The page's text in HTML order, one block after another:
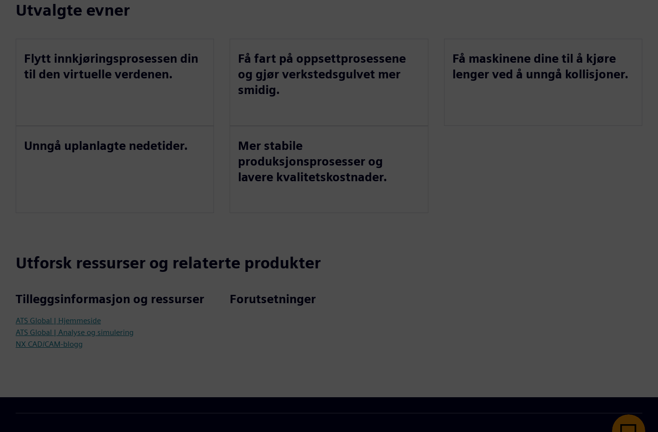
Utvalgte evner
Flytt innkjøringsprosessen din
til den virtuelle verdenen.
Få fart på oppsettprosessene
og gjør verkstedsgulvet mer
smidig.
Få maskinene dine til å kjøre
lenger ved å unngå kollisjoner.
Unngå uplanlagte nedetider.
Mer stabile
produksjonsprosesser og
lavere kvalitetskostnader.
Utforsk ressurser og relaterte produkter
Tilleggsinformasjon og ressurser
ATS Global | Hjemmeside
ATS Global | Analyse og simulering
NX CAD/CAM-blogg
Forutsetninger